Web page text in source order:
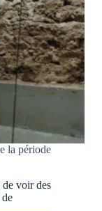
la période
de voir des